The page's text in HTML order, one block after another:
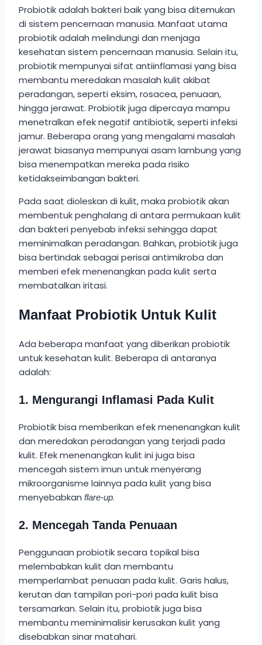
Probiotik adalah bakteri baik yang bisa ditemukan
di sistem pencernaan manusia. Manfaat utama
probiotik adalah melindungi dan menjaga
kesehatan sistem pencernaan manusia. Selain itu,
probiotik mempunyai sifat antiinflamasi yang bisa
membantu meredakan masalah kulit akibat
peradangan, seperti eksim, rosacea, penuaan,
hingga jerawat. Probiotik juga dipercaya mampu
menetralkan efek negatif antibiotik, seperti infeksi
jamur. Beberapa orang yang mengalami masalah
jerawat biasanya mempunyai asam lambung yang
bisa menempatkan mereka pada risiko
ketidakseimbangan bakteri.
Pada saat dioleskan di kulit, maka probiotik akan
membentuk penghalang di antara permukaan kulit
dan bakteri penyebab infeksi sehingga dapat
meminimalkan peradangan. Bahkan, probiotik juga
bisa bertindak sebagai perisai antimikroba dan
memberi efek menenangkan pada kulit serta
membatalkan iritasi.
Manfaat Probiotik Untuk Kulit
Ada beberapa manfaat yang diberikan probiotik
untuk kesehatan kulit. Beberapa di antaranya
adalah:
1. Mengurangi Inflamasi Pada Kulit
Probiotik bisa memberikan efek menenangkan kulit
dan meredakan peradangan yang terjadi pada
kulit. Efek menenangkan kulit ini juga bisa
mencegah sistem imun untuk menyerang
mikroorganisme lainnya pada kulit yang bisa
menyebabkan flare-up.
2. Mencegah Tanda Penuaan
Penggunaan probiotik secara topikal bisa
melembabkan kulit dan membantu
memperlambat penuaan pada kulit. Garis halus,
kerutan dan tampilan pori-pori pada kulit bisa
tersamarkan. Selain itu, probiotik juga bisa
membantu meminimalisir kerusakan kulit yang
disebabkan sinar matahari.